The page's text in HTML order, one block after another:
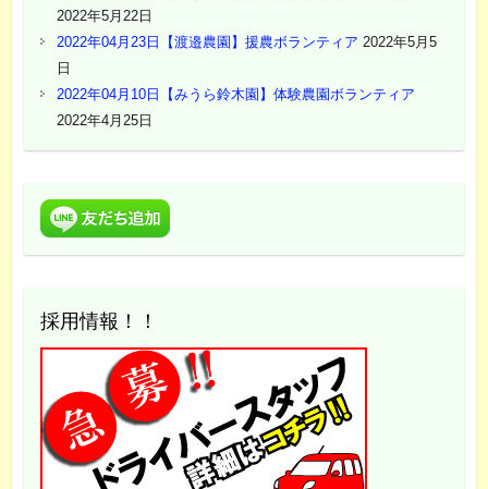
2022年5月22日
2022年04月23日【渡邉農園】援農ボランティア 2022年5月5
日
2022年04月10日【みうら鈴木園】体験農園ボランティア
2022年4月25日
採用情報！！